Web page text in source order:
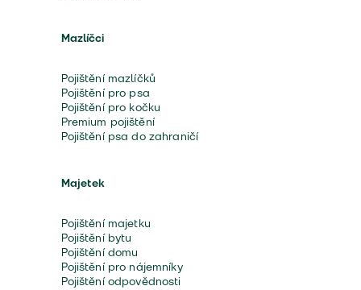
Mazlíčci
Pojištění mazlíčků
Pojištění pro psa
Pojištění pro kočku
Premium pojištění
Pojištění psa do zahraničí
Majetek
Pojištění majetku
Pojištění bytu
Pojištění domu
Pojištění pro nájemníky
Pojištění odpovědnosti